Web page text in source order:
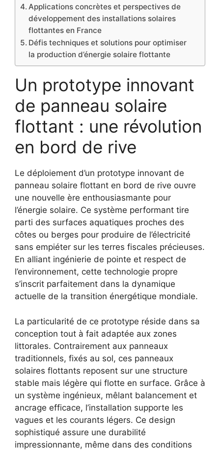
Applications concrètes et perspectives de
développement des installations solaires
flottantes en France
Défis techniques et solutions pour optimiser
la production d’énergie solaire flottante
Un prototype innovant
de panneau solaire
flottant : une révolution
en bord de rive
Le déploiement d’un prototype innovant de
panneau solaire flottant en bord de rive ouvre
une nouvelle ère enthousiasmante pour
l’énergie solaire. Ce système performant tire
parti des surfaces aquatiques proches des
côtes ou berges pour produire de l’électricité
sans empiéter sur les terres fiscales précieuses.
En alliant ingénierie de pointe et respect de
l’environnement, cette technologie propre
s’inscrit parfaitement dans la dynamique
actuelle de la transition énergétique mondiale.
La particularité de ce prototype réside dans sa
conception tout à fait adaptée aux zones
littorales. Contrairement aux panneaux
traditionnels, fixés au sol, ces panneaux
solaires flottants reposent sur une structure
stable mais légère qui flotte en surface. Grâce à
un système ingénieux, mêlant balancement et
ancrage efficace, l’installation supporte les
vagues et les courants légers. Ce design
sophistiqué assure une durabilité
impressionnante, même dans des conditions